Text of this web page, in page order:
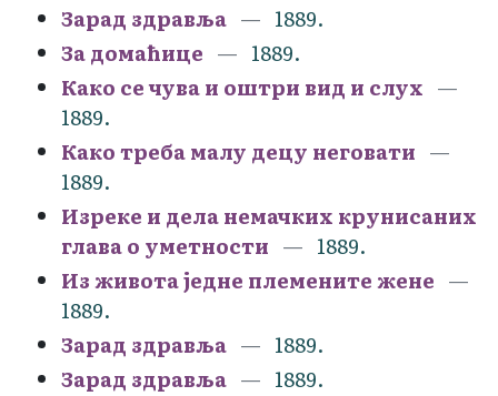
Зарад здравља
1889.
За домаћице
1889.
Како се чува и оштри вид и слух
1889.
Како треба малу децу неговати
1889.
Изреке и дела немачких крунисаних
глава о уметности
1889.
Из живота једне племените жене
1889.
Зарад здравља
1889.
Зарад здравља
1889.